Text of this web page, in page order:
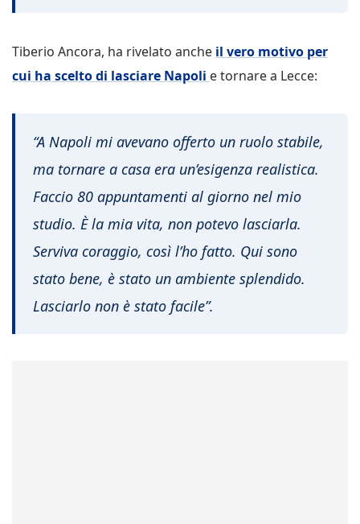
Tiberio Ancora, ha rivelato anche il vero motivo per
cui ha scelto di lasciare Napoli e tornare a Lecce:
“A Napoli mi avevano offerto un ruolo stabile,
ma tornare a casa era un’esigenza realistica.
Faccio 80 appuntamenti al giorno nel mio
studio. È la mia vita, non potevo lasciarla.
Serviva coraggio, così l’ho fatto. Qui sono
stato bene, è stato un ambiente splendido.
Lasciarlo non è stato facile”.